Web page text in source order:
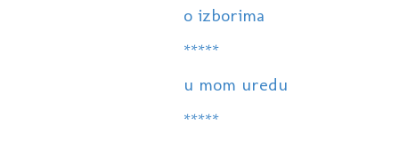
o izborima
*****
u mom uredu
*****